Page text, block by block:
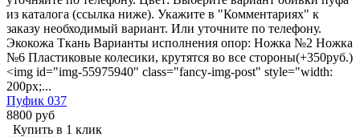
из каталога (ссылка ниже). Укажите в "Комментариях" к
заказу необходимый вариант. Или уточните по телефону.
Экокожа Ткань Варианты исполнения опор: Ножка №2 Ножка
№6 Пластиковые колесики, крутятся во все стороны(+350руб.)
<img id="img-55975940" class="fancy-img-post" style="width:
200px;...
Пуфик 037
8800 руб
Купить в 1 клик